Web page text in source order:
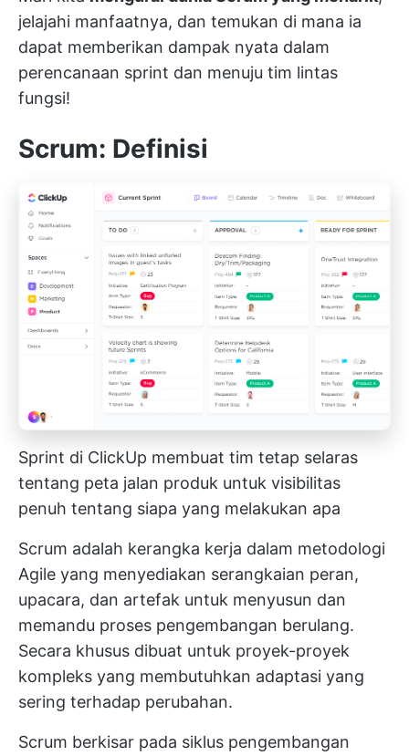
jelajahi manfaatnya, dan temukan di mana ia
dapat memberikan dampak nyata dalam
perencanaan sprint dan menuju tim lintas
fungsi!
Scrum: Definisi
Sprint di ClickUp membuat tim tetap selaras
tentang peta jalan produk untuk visibilitas
penuh tentang siapa yang melakukan apa
Scrum adalah kerangka kerja dalam metodologi
Agile yang menyediakan serangkaian peran,
upacara, dan artefak untuk menyusun dan
memandu proses pengembangan berulang.
Secara khusus dibuat untuk proyek-proyek
kompleks yang membutuhkan adaptasi yang
sering terhadap perubahan.
Scrum berkisar pada siklus pengembangan